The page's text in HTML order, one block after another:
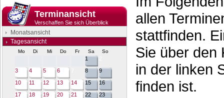
Terminansicht
Verschaffen Sie sich Überblick
Monatsansicht
Tagesansicht
Mo Di Mi Do Fr Sa So
1
3
4 5 6 8
9
10
11 12 13 14 15
16
17
18 19 20 21 22
23
allen
stattfinden.
Sie über den
in der linken
finden ist.